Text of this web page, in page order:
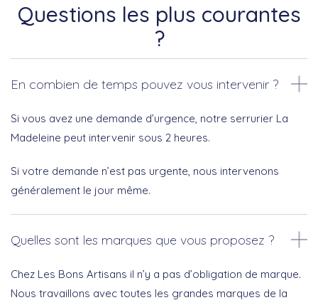
Questions les plus courantes
?
En combien de temps pouvez vous intervenir ?
Si vous avez une demande d’urgence, notre serrurier La
Madeleine peut intervenir sous 2 heures.
Si votre demande n’est pas urgente, nous intervenons
généralement le jour même.
Quelles sont les marques que vous proposez ?
Chez Les Bons Artisans il n’y a pas d’obligation de marque.
Nous travaillons avec toutes les grandes marques de la